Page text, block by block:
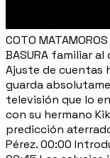
COTO
BASURA familiar
Ajuste de cuentas
guarda
televisión que lo
con su hermano
predicción
Pérez. 00:00